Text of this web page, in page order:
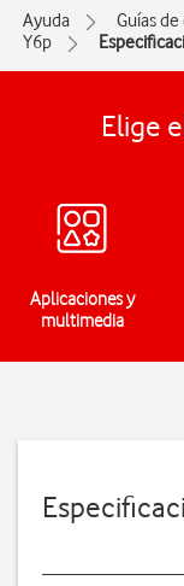
Ayuda Guías
Y6p
Elige
Aplicaciones y
multimedia